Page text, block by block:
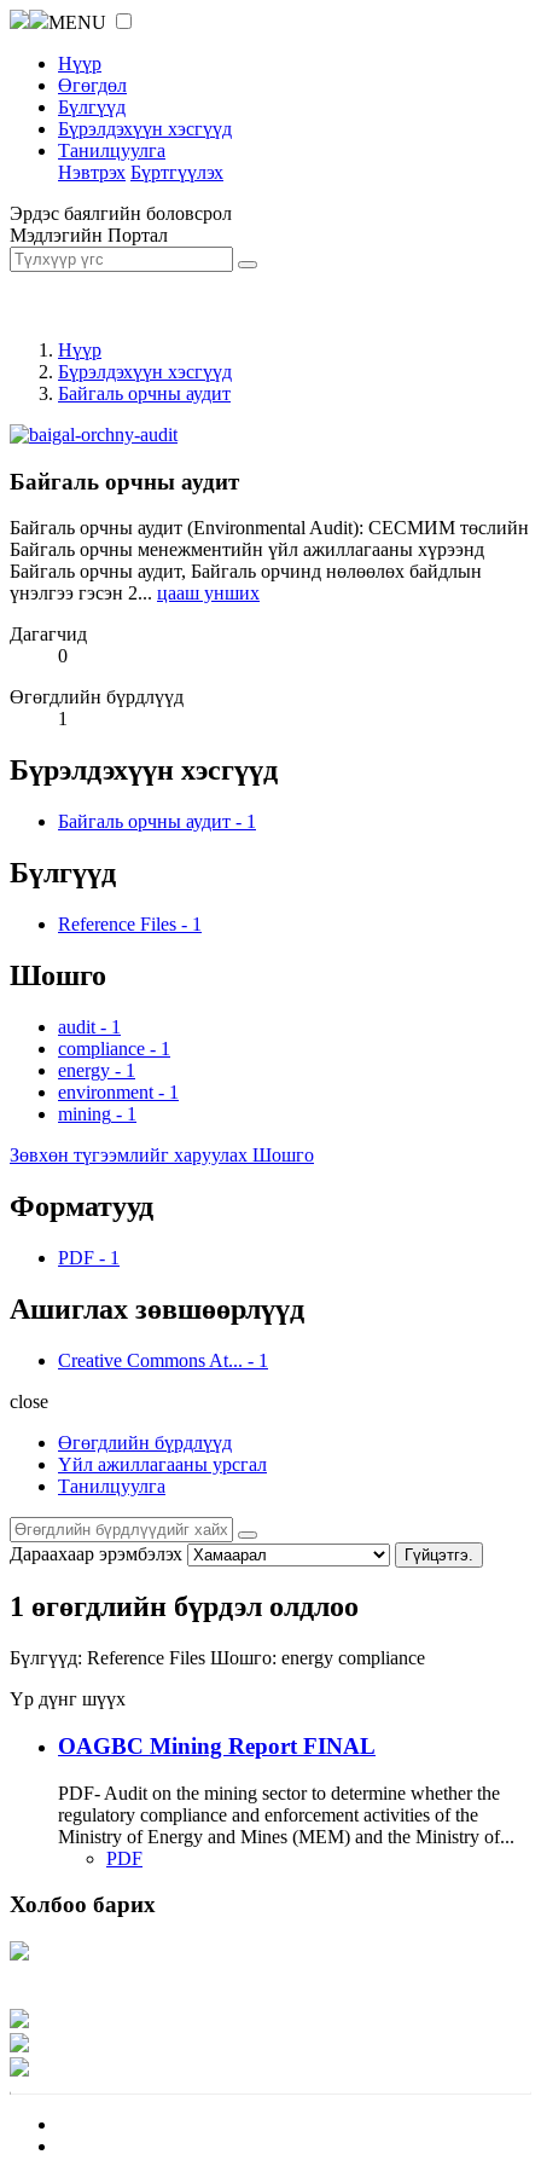
MENU
Нүүр
Өгөгдөл
Бүлгүүд
Бүрэлдэхүүн хэсгүүд
Танилцуулга
Нэвтрэх Бүртгүүлэх
Эрдэс баялгийн боловсрол
Мэдлэгийн Портал
Нүүр
Бүрэлдэхүүн хэсгүүд
Байгаль орчны аудит
Байгаль орчны аудит
Байгаль орчны аудит (Environmental Audit): СЕСМИМ төслийн
Байгаль орчны менежментийн үйл ажиллагааны хүрээнд
Байгаль орчны аудит, Байгаль орчинд нөлөөлөх байдлын
үнэлгээ гэсэн 2... цааш унших
Дагагчид
0
Өгөгдлийн бүрдлүүд
1
Бүрэлдэхүүн хэсгүүд
Байгаль орчны аудит - 1
Бүлгүүд
Reference Files - 1
Шошго
audit - 1
compliance - 1
energy - 1
environment - 1
mining - 1
Зөвхөн түгээмлийг харуулах Шошго
Форматууд
PDF - 1
Ашиглах зөвшөөрлүүд
Creative Commons At... - 1
close
Өгөгдлийн бүрдлүүд
Үйл ажиллагааны урсгал
Танилцуулга
Дараахаар эрэмбэлэх Гүйцэтгэ.
1 өгөгдлийн бүрдэл олдлоо
Бүлгүүд: Reference Files Шошго: energy compliance
Үр дүнг шүүх
OAGBC Mining Report FINAL
PDF- Audit on the mining sector to determine whether the
regulatory compliance and enforcement activities of the
Ministry of Energy and Mines (MEM) and the Ministry of...
PDF
Холбоо барих